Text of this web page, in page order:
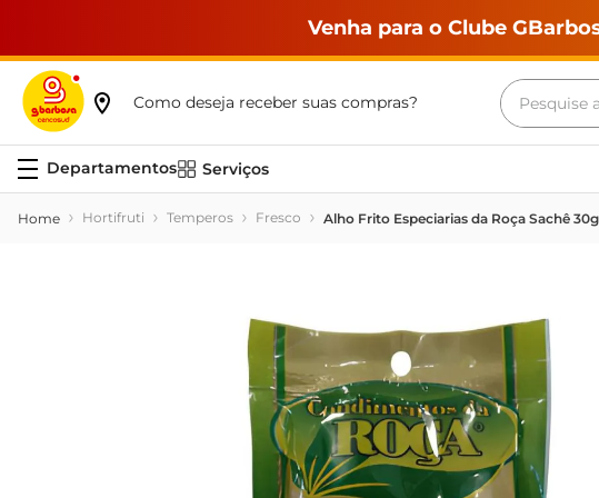
Venha para o Clube
Como deseja receber suas compras?
Pesquise
Serviços
Hortifruti Temperos Fresco Alho Frito Especiarias da Roça Sachê 30g
Termos
cerveja
leite
vinho